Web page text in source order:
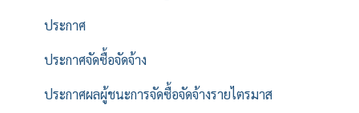
ประกาศ
ประกาศจัดซื้อจัดจ้าง
ประกาศผลผู้ชนะการจัดซื้อจัดจ้างรายไตรมาส